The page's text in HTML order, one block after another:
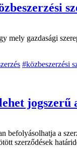
mely gazdasági
#közbeszerzési
jogszerű
befolyásolhatja a
szerződések